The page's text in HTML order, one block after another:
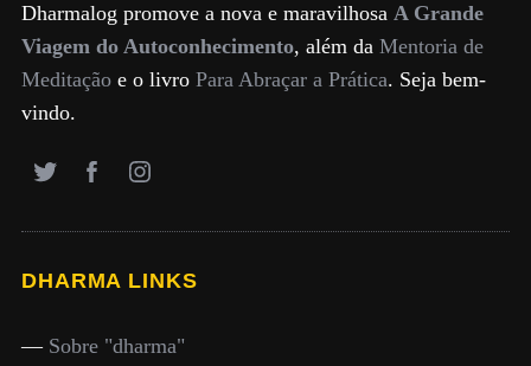
Dharmalog promove a nova e maravilhosa A Grande
Viagem do Autoconhecimento, além da Mentoria de
Meditaçãoe o livro Para Abraçar a Prática. Seja bem-
vindo.
DHARMA LINKS
— Sobre "dharma"